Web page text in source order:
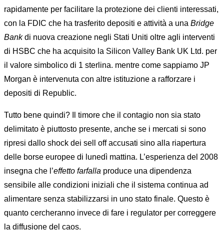
rapidamente per facilitare la protezione dei clienti interessati,
con la FDIC che ha trasferito depositi e attività a una Bridge
Bankdi nuova creazione negli Stati Uniti oltre agli interventi
di HSBC che ha acquisito la Silicon Valley Bank UK Ltd. per
il valore simbolico di 1 sterlina. mentre come sappiamo JP
Morgan è intervenuta con altre istituzione a rafforzare i
depositi di Republic.
Tutto bene quindi? Il timore che il contagio non sia stato
delimitato è piuttosto presente, anche se i mercati si sono
ripresi dallo shock dei sell off accusati sino alla riapertura
delle borse europee di lunedì mattina. L’esperienza del 2008
insegna che l’effetto farfalla produce una dipendenza
sensibile alle condizioni iniziali che il sistema continua ad
alimentare senza stabilizzarsi in uno stato finale. Questo è
quanto cercheranno invece di fare i regulator per correggere
la diffusione del caos.